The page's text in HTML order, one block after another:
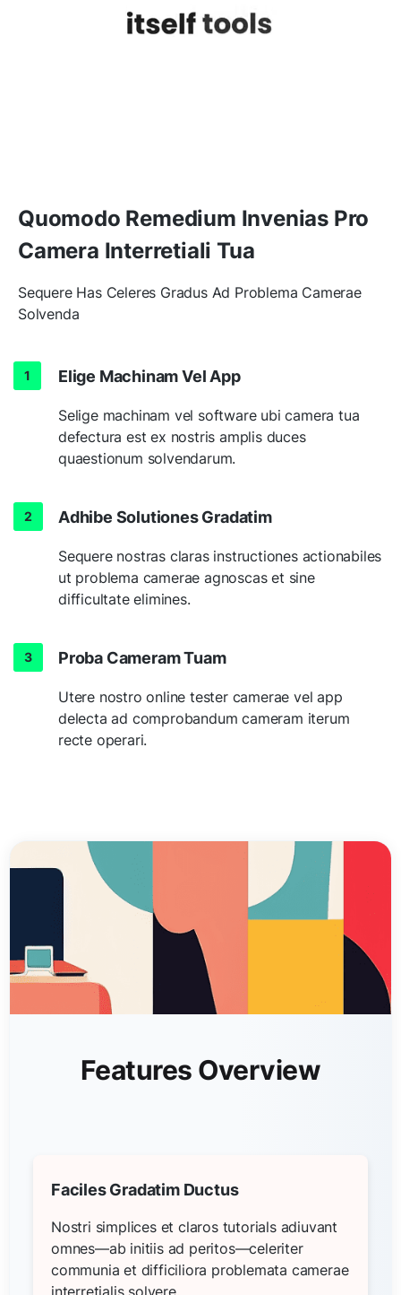
Quomodo Remedium Invenias Pro
Camera Interretiali Tua
Sequere Has Celeres Gradus Ad Problema Camerae
Solvenda
Elige Machinam Vel App
Selige machinam vel software ubi camera tua
defectura est ex nostris amplis duces
quaestionum solvendarum.
Adhibe Solutiones Gradatim
Sequere nostras claras instructiones actionabiles
ut problema camerae agnoscas et sine
difficultate elimines.
Proba Cameram Tuam
Utere nostro online tester camerae vel app
delecta ad comprobandum cameram iterum
recte operari.
Features Overview
Faciles Gradatim Ductus
Nostri simplices et claros tutorials adiuvant
omnes—ab initiis ad peritos—celeriter
communia et difficiliora problemata camerae
interretialis solvere.